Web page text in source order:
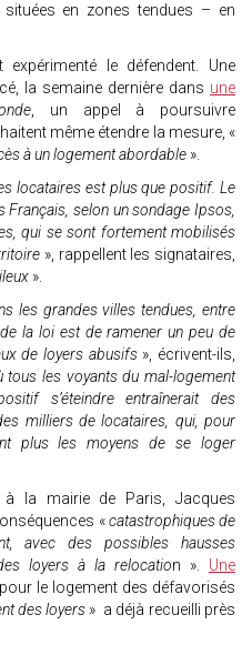
en zones tendues – en
le défendent. Une
la semaine dernière dans une
, un appel à poursuivre
même étendre la mesure, «
à un logement abordable ».
locataires est plus que positif. Le
selon un sondage Ipsos,
qui se sont fortement mobilisés
», rappellent les signataires,
».
les grandes villes tendues, entre
la loi est de ramener un peu de
de loyers abusifs», écrivent-ils,
tous les voyants du mal-logement
s’éteindre entraînerait des
milliers de locataires, qui, pour
plus les moyens de se loger
à la mairie de Paris, Jacques
«catastrophiques de
avec des possibles hausses
loyers à la relocation ». Une
le logement des défavorisés
des loyers » a déjà recueilli près